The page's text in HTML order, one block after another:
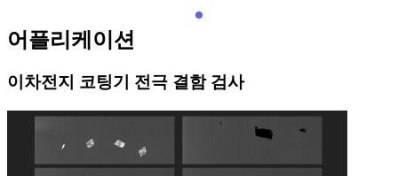
어플리케이션
이차전지 코팅기 전극 결함 검사